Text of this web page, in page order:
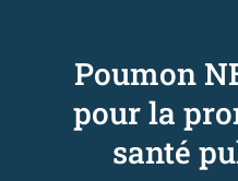
Poumon
pour la
santé